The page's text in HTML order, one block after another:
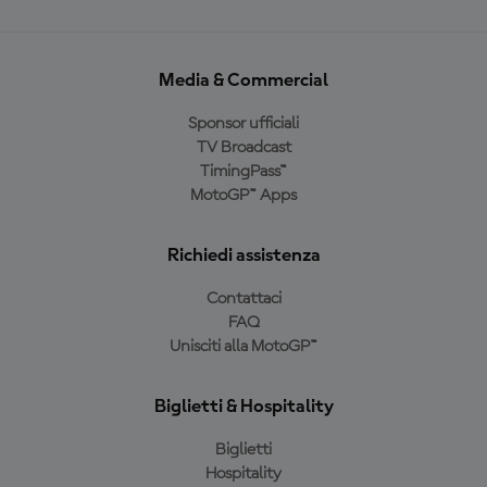
Media & Commercial
Sponsor ufficiali
TV Broadcast
TimingPass™
MotoGP™ Apps
Richiedi assistenza
Contattaci
FAQ
Unisciti alla MotoGP™
Biglietti & Hospitality
Biglietti
Hospitality